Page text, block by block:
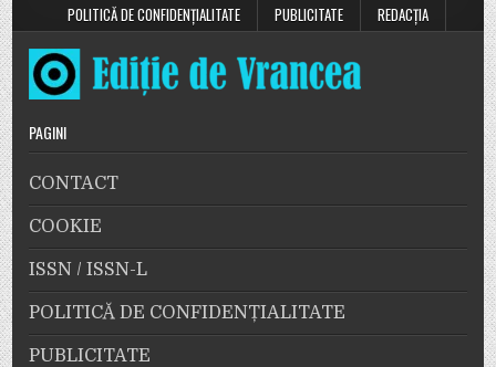
POLITICĂ DE CONFIDENȚIALITATE
PUBLICITATE REDACȚIA
PAGINI
CONTACT
COOKIE
ISSN / ISSN-L
POLITICĂ DE CONFIDENȚIALITATE
PUBLICITATE